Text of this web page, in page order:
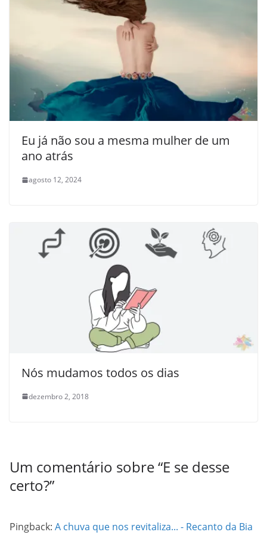
Eu já não sou a mesma mulher de um
ano atrás
agosto 12, 2024
Nós mudamos todos os dias
dezembro 2, 2018
Um comentário sobre “E se desse
certo?”
Pingback: A chuva que nos revitaliza... - Recanto da Bia